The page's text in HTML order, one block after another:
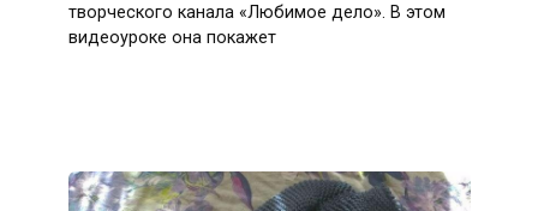
творческого канала «Любимое дело». В этом
видеоуроке она покажет